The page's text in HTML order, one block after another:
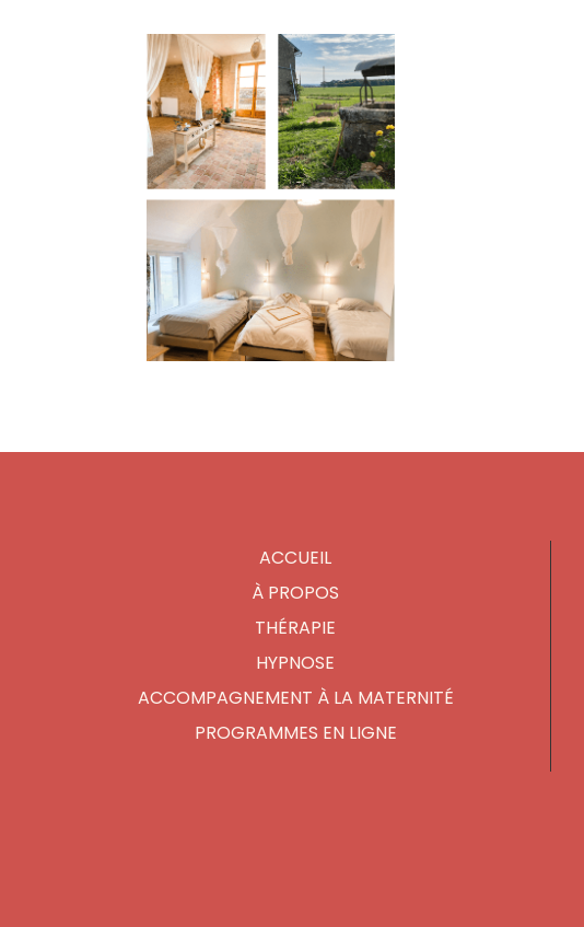
ACCUEIL
À PROPOS
THÉRAPIE
HYPNOSE
ACCOMPAGNEMENT À LA MATERNITÉ
PROGRAMMES EN LIGNE